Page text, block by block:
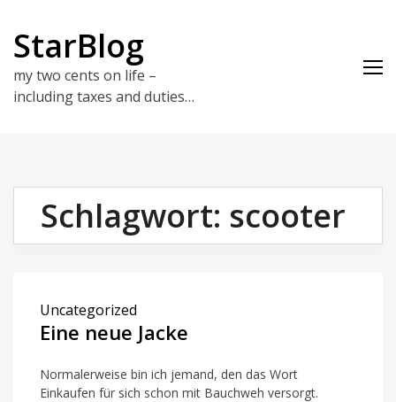
content
StarBlog
my two cents on life –
including taxes and duties…
Schlagwort: scooter
Uncategorized
Eine neue Jacke
Normalerweise bin ich jemand, den das Wort
Einkaufen für sich schon mit Bauchweh versorgt.